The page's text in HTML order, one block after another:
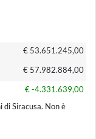
€ 53.651.245,00
€ 57.982.884,00
€ -4.331.639,00
di Siracusa. Non è